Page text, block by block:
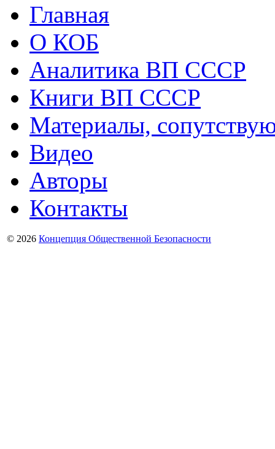
Главная
О КОБ
Аналитика ВП СССР
Книги ВП СССР
Материалы,
Видео
Авторы
Контакты
© 2026 Концепция Общественной Безопасности